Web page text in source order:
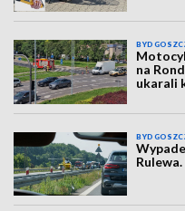
na
ukarali